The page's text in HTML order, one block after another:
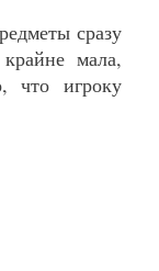
сразу
мала,
что игроку